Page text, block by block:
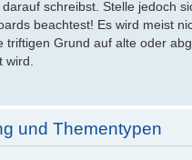
schreibst. Stelle jedoch
beachtest! Es wird meist
triftigen Grund auf alte oder
und Thementypen